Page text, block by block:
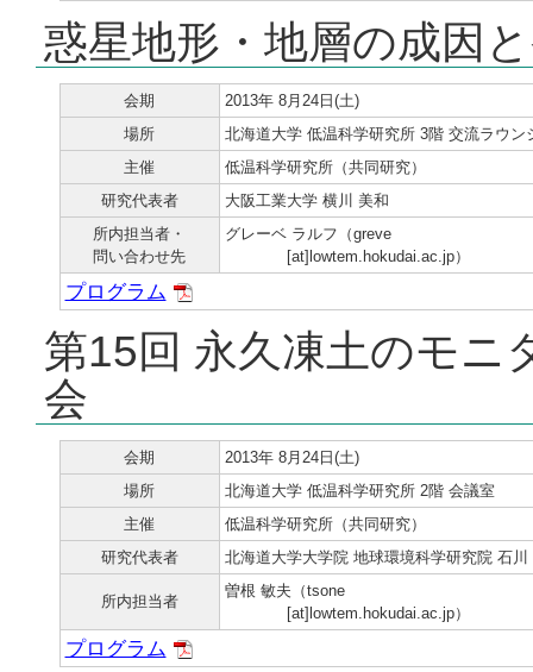
惑星地形・地層の成因
会期
2013年 8月24日(土)
場所
北海道大学 低温科学研究所 3階 交流ラウン
主催
低温科学研究所（共同研究）
研究代表者
大阪工業大学 横川 美和
所内担当者・
問い合わせ先
グレーベ ラルフ（greve
[at]lowtem.hokudai.ac.jp）
プログラム
第15回 永久凍土のモニ
会
会期
2013年 8月24日(土)
場所
北海道大学 低温科学研究所 2階 会議室
主催
低温科学研究所（共同研究）
研究代表者
北海道大学大学院 地球環境科学研究院 石川
所内担当者
曽根 敏夫（tsone
[at]lowtem.hokudai.ac.jp）
プログラム